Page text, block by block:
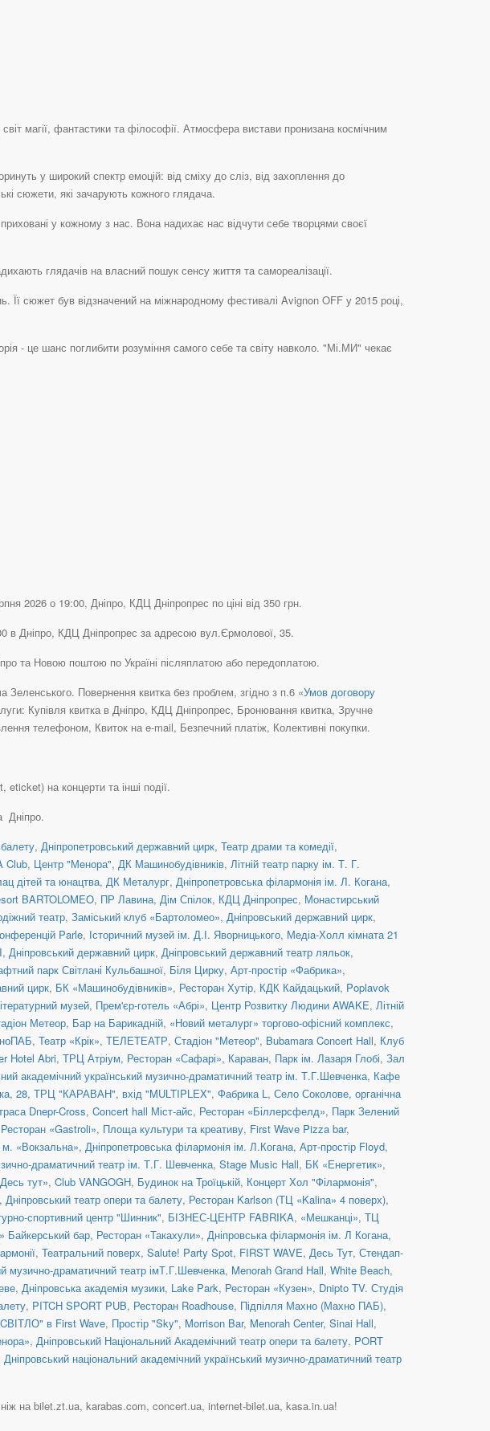
магії, фантастики та філософії. Атмосфера вистави пронизана космічним
у широкий спектр емоцій: від сміху до сліз, від захоплення до
сюжети, які зачарують кожного глядача.
у кожному з нас. Вона надихає нас відчути себе творцями своєї
глядачів на власний пошук сенсу життя та самореалізації.
Її сюжет був відзначений на міжнародному фестивалі Avignon OFF у 2015 році,
- це шанс поглибити розуміння самого себе та світу навколо. "Мі.МИ" чекає
2026 о 19:00, Дніпро, КДЦ Дніпропрес по ціні від 350 грн.
в Дніпро, КДЦ Дніпропрес за адресою вул.Єрмолової, 35.
та Новою поштою по Україні післяплатою або передоплатою.
Повернення квитка без проблем, згідно з п.6 «Умов договору
Купівля квитка в Дніпро, КДЦ Дніпропрес, Бронювання квитка, Зручне
телефоном, Квиток на e-mail, Безпечний платіж, Колективні покупки.
на концерти та інші події.
Дніпро.
, Дніпропетровський державний цирк, Театр драми та комедії,
Club, Центр "Менора", ДК Машинобудівників, Літній театр парку ім. Т. Г.
дітей та юнацтва, ДК Металург, Дніпропетровська філармонія ім. Л. Когана,
BARTOLOMEO, ПР Лавина, Дім Спілок, КДЦ Дніпропрес, Монастирський
театр, Заміський клуб «Бартоломео», Дніпровський державний цирк,
Parle, Історичний музей ім. Д.І. Яворницького, Медіа-Холл кімната 21
, Дніпровський державний цирк, Дніпровський державний театр ляльок,
парк Світлані Кульбашної, Біля Цирку, Арт-простір «Фабрика»,
цирк, БК «Машинобудівників», Ресторан Хутір, КДК Кайдацький, Poplavok
музей, Прем'єр-готель «Абрі», Центр Розвитку Людини AWAKE, Літній
Метеор, Бар на Барикадній, «Новий металург» торгово-офісний комплекс,
, Театр «Крік», ТЕЛЕТЕАТР, Стадіон "Метеор", Bubamara Concert Hall, Клуб
Hotel Abri, ТРЦ Атріум, Ресторан «Сафарі», Караван, Парк ім. Лазаря Глобі, Зал
академічний український музично-драматичний театр ім. Т.Г.Шевченка, Кафе
28, ТРЦ "КАРАВАН", вхід "MULTIPLEX", Фабрика L , Село Соколове, органічна
Dnepr-Cross, Concert hall Міст-айс, Ресторан «Біллерсфелд», Парк Зелений
Ресторан «Gastroli», Площа культури та креативу, First Wave Pizza bar,
«Вокзальна», Дніпропетровська філармонія ім. Л.Когана, Арт-простір Floyd,
драматичний театр ім. Т.Г. Шевченка, Stage Music Hall, БК «Енергетик»,
тут», Club VANGOGH, Будинок на Троїцькій, Концерт Хол "Філармонія",
, Дніпровський театр опери та балету, Ресторан Karlson (ТЦ «Kalina» 4 поверх),
спортивний центр "Шинник", БІЗНЕС-ЦЕНТР FABRIKA, «Мешканці», ТЦ
Байкерський бар, Ресторан «Такахули», Дніпровська філармонія ім. Л Когана,
, Театральний поверх, Salute! Party Spot, FIRST WAVE, Десь Тут, Стендап-
музично-драматичний театр імТ.Г.Шевченка, Menorah Grand Hall, White Beach,
, Дніпровська академія музики, Lake Park, Ресторан «Кузен», Dnipto TV. Студія
, PITCH SPORT PUB, Ресторан Roadhouse, Підпілля Махно (Махно ПАБ),
в First Wave, Простір "Sky", Morrison Bar, Menorah Center, Sinai Hall,
, Дніпровський Національний Академічний театр опери та балету, PORT
Дніпровський національний академічний український музично-драматичний театр
на bilet.zt.ua, karabas.com, concert.ua, internet-bilet.ua, kasa.in.ua!